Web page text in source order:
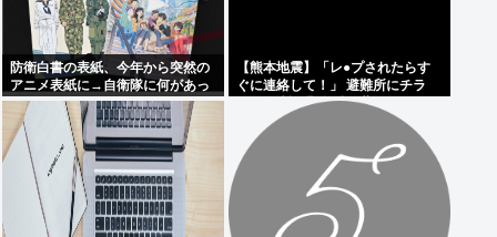
防衛白書の表紙、今年から突然の
アニメ表紙に→自衛隊に何があっ
たのか。
【熊本地震】「レ●プされたらす
ぐに連絡して！」 避難所にチラ
シ。 無料で緊急避妊薬を届けるシ
ステムを実現へ